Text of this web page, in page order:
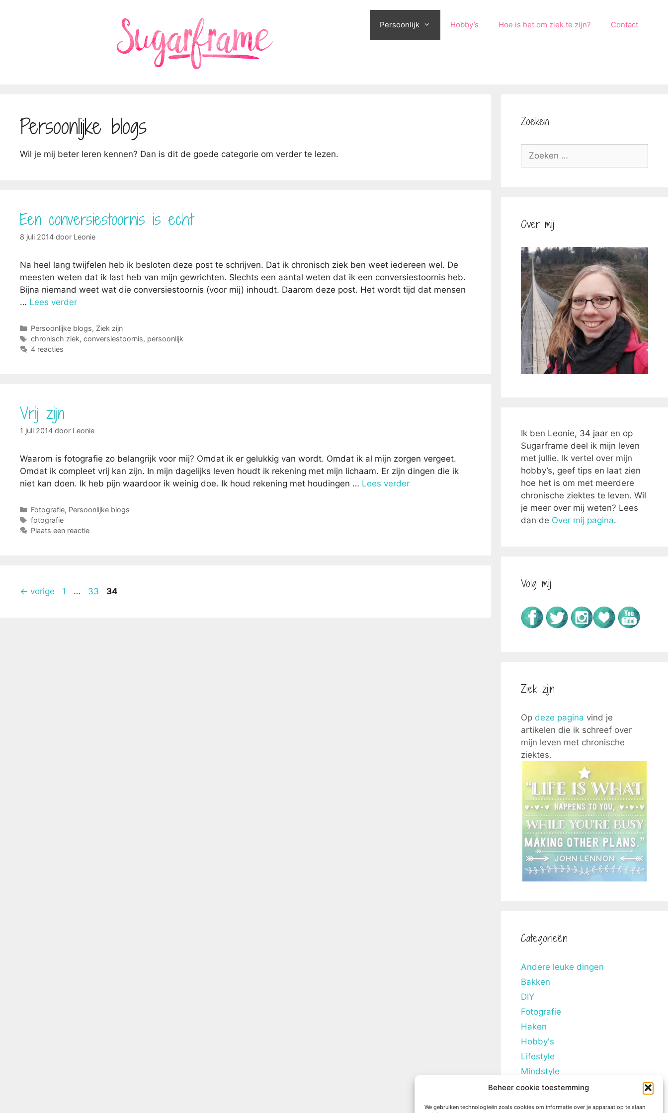
Beheer cookie toestemming
We gebruiken technologieën zoals cookies om informatie over je apparaat op te slaan
Persoonlijk Hobby’s Hoe is het om ziek te zijn? Contact
Persoonlijke blogs
Wil je mij beter leren kennen? Dan is dit de goede categorie om verder te lezen.
Een conversiestoornis is echt
8 juli 2014 door Leonie
Na heel lang twijfelen heb ik besloten deze post te schrijven. Dat ik chronisch ziek ben weet iedereen wel. De
meesten weten dat ik last heb van mijn gewrichten. Slechts een aantal weten dat ik een conversiestoornis heb.
Bijna niemand weet wat die conversiestoornis (voor mij) inhoudt. Daarom deze post. Het wordt tijd dat mensen
… Lees verder
Categorieën
Persoonlijke blogs, Ziek zijn
Tags
chronisch ziek, conversiestoornis, persoonlijk
4 reacties
Vrij zijn
1 juli 2014 door Leonie
Waarom is fotografie zo belangrijk voor mij? Omdat ik er gelukkig van wordt. Omdat ik al mijn zorgen vergeet.
Omdat ik compleet vrij kan zijn. In mijn dagelijks leven houdt ik rekening met mijn lichaam. Er zijn dingen die ik
niet kan doen. Ik heb pijn waardoor ik weinig doe. Ik houd rekening met houdingen … Lees verder
Categorieën
Fotografie, Persoonlijke blogs
Tags
fotografie
Plaats een reactie
← vorige Pagina
1 … Pagina
33 Pagina
34
Zoeken
Zoek
Over mij
Ik ben Leonie, 34 jaar en op
Sugarframe deel ik mijn leven
met jullie. Ik vertel over mijn
hobby’s, geef tips en laat zien
hoe het is om met meerdere
chronische ziektes te leven. Wil
je meer over mij weten? Lees
dan de Over mij pagina.
Volg mij
Ziek zijn
Op deze pagina vind je
artikelen die ik schreef over
mijn leven met chronische
ziektes.
Categorieën
Andere leuke dingen
Bakken
DIY
Fotografie
Haken
Hobby's
Lifestyle
Mindstyle
Overig